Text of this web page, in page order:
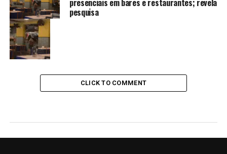
presenciais em bares e restaurantes; revela
pesquisa
CLICK TO COMMENT